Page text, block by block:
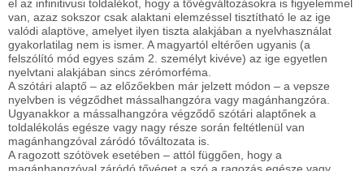
el az infinitivusi toldalékot, hogy a tővégváltozásokra is figyelemmel
van, azaz sokszor csak alaktani elemzéssel tisztítható le az ige
valódi alaptöve, amelyet ilyen tiszta alakjában a nyelvhasználat
gyakorlatilag nem is ismer. A magyartól eltérően ugyanis (a
felszólító mód egyes szám 2. személyt kivéve) az ige egyetlen
nyelvtani alakjában sincs zérómorféma.
A szótári alaptő – az előzőekben már jelzett módon – a vepsze
nyelvben is végződhet mássalhangzóra vagy magánhangzóra.
Ugyanakkor a mássalhangzóra végződő szótári alaptőnek a
toldalékolás egésze vagy nagy része során feltétlenül van
magánhangzóval záródó tőváltozata is.
A ragozott szótövek esetében – attól függően, hogy a